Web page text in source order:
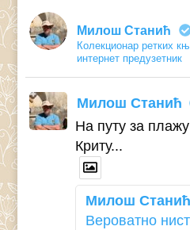
Милош Станић
Колекционар ретких
интернет предузетник
Милош Станић
На путу за
Криту...
Милош Станић
Вероватно